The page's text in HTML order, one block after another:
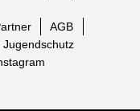
AGB
Jugendschutz